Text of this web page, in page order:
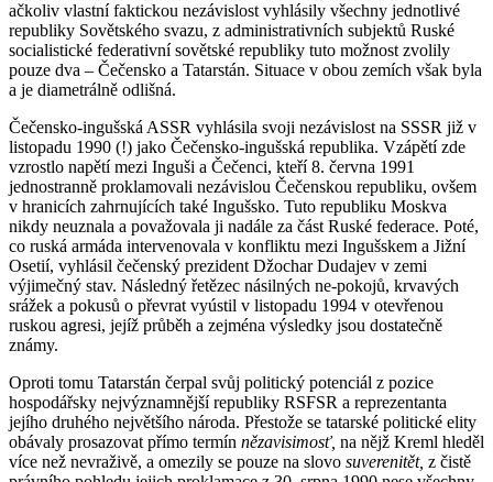
ačkoliv vlastní faktickou nezávislost vyhlásily všechny jednotlivé
republiky Sovětského svazu, z administrativních subjektů Ruské
socialistické federativní sovětské republiky tuto možnost zvolily
pouze dva – Čečensko a Tatarstán. Situace v obou zemích však byla
a je diametrálně odlišná.
Čečensko-ingušská ASSR vyhlásila svoji nezávislost na SSSR již v
listopadu 1990 (!) jako Čečensko-ingušská republika. Vzápětí zde
vzrostlo napětí mezi Inguši a Čečenci, kteří 8. června 1991
jednostranně proklamovali nezávislou Čečenskou republiku, ovšem
v hranicích zahrnujících také Ingušsko. Tuto republiku Moskva
nikdy neuznala a považovala ji nadále za část Ruské federace. Poté,
co ruská armáda intervenovala v konfliktu mezi Ingušskem a Jižní
Osetií, vyhlásil čečenský prezident Džochar Dudajev v zemi
výjimečný stav. Následný řetězec násilných ne-pokojů, krvavých
srážek a pokusů o převrat vyústil v listopadu 1994 v otevřenou
ruskou agresi, jejíž průběh a zejména výsledky jsou dostatečně
známy.
Oproti tomu Tatarstán čerpal svůj politický potenciál z pozice
hospodářsky nejvýznamnější republiky RSFSR a reprezentanta
jejího druhého největšího národa. Přestože se tatarské politické elity
obávaly prosazovat přímo termín nězavisimosť, na nějž Kreml hleděl
více než nevraživě, a omezily se pouze na slovo suverenitět, z čistě